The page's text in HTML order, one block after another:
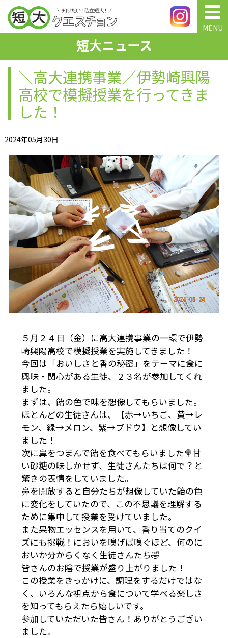
MENU
短大ニュース
＼高大連携事業／伊勢崎興陽
高校で模擬授業を行ってきま
した！
2024年05月30日
５月２４日（金）に高大連携事業の一環で伊勢
崎興陽高校で模擬授業を実施してきました！
今回は「おいしさと香の秘密」をテーマに食に
興味・関心がある生徒、２３名が参加してくれ
ました。
まずは、飴の色で味を想像してもらいました。
ほとんどの生徒さんは、【赤→いちご、黄→レ
モン、緑→メロン、紫→ブドウ】と想像してい
ました！
次に鼻をつまんで飴を食べてもらいました🍭甘
い砂糖の味しかせず、生徒さんたちは何で？と
驚きの表情をしていました。
鼻を開放すると自分たちが想像していた飴の色
に変化をしていたので、この不思議を理解する
ために集中して授業を受けていました。
また果物エッセンスを用いて、香り当てのクイ
ズにも挑戦！においを嗅げば嗅ぐほど、何のに
おいか分からくなく生徒さんたち🤣
皆さんのお陰で授業が盛り上がりました！
この授業をきっかけに、調理をするだけではな
く、いろんな視点から食について学べる楽しさ
を知ってもらえたら嬉しいです。
参加していただいた皆さん！ありがとうござい
ました。